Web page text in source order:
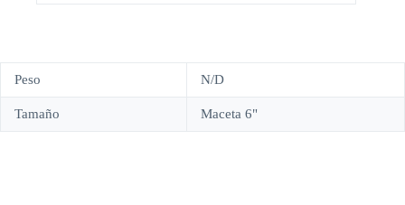
Peso N/D
Tamaño Maceta 6"